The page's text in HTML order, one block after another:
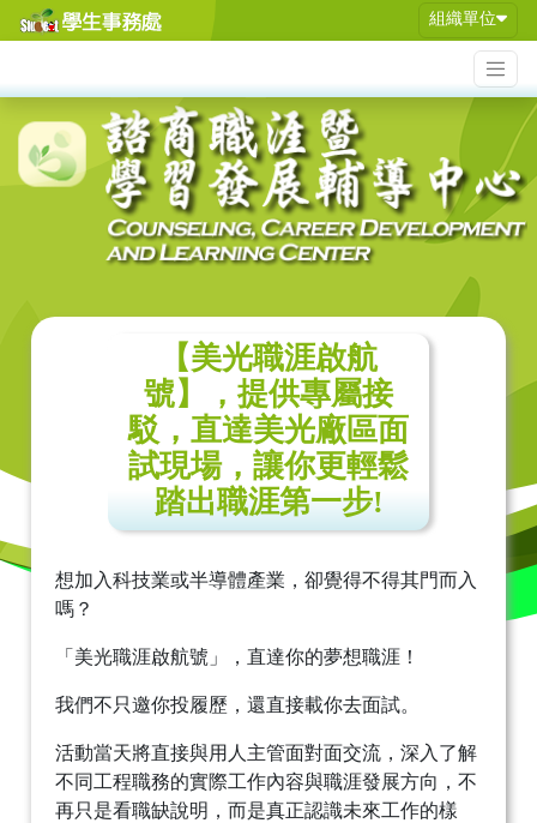
組織單位
【美光職涯啟航
號】，提供專屬接
駁，直達美光廠區面
試現場，讓你更輕鬆
踏出職涯第一步!
想加入科技業或半導體產業，卻覺得不得其門而入
嗎？
「美光職涯啟航號」，直達你的夢想職涯！
我們不只邀你投履歷，還直接載你去面試。
活動當天將直接與用人主管面對面交流，深入了解
不同工程職務的實際工作內容與職涯發展方向，不
再只是看職缺說明，而是真正認識未來工作的樣